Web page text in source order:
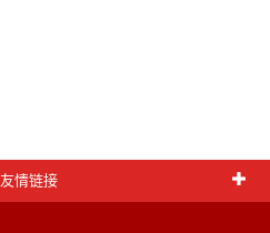
友情链接